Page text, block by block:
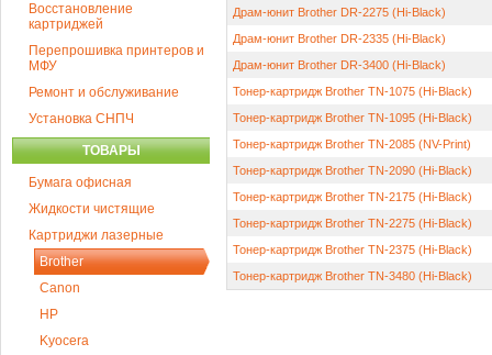
Восстановление
картриджей
Перепрошивка принтеров и
МФУ
Ремонт и обслуживание
Установка СНПЧ
ТОВАРЫ
Бумага офисная
Жидкости чистящие
Картриджи лазерные
Brother
Canon
HP
Kyocera
Драм-юнит Brother DR-2275 (Hi-Black)
Драм-юнит Brother DR-2335 (Hi-Black)
Драм-юнит Brother DR-3400 (Hi-Black)
Тонер-картридж Brother TN-1075 (Hi-Black)
Тонер-картридж Brother TN-1095 (Hi-Black)
Тонер-картридж Brother TN-2085 (NV-Print)
Тонер-картридж Brother TN-2090 (Hi-Black)
Тонер-картридж Brother TN-2175 (Hi-Black)
Тонер-картридж Brother TN-2275 (Hi-Black)
Тонер-картридж Brother TN-2375 (Hi-Black)
Тонер-картридж Brother TN-3480 (Hi-Black)